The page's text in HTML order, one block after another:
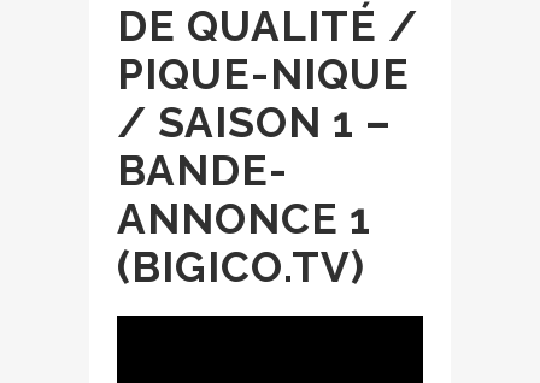
DE QUALITÉ /
PIQUE-NIQUE
/ SAISON 1 –
BANDE-
ANNONCE 1
(BIGICO.TV)